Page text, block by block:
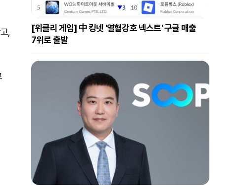
,
[위클리 게임] 中 킹넷 '열혈강호 넥스트' 구글 매출
7위로 출발